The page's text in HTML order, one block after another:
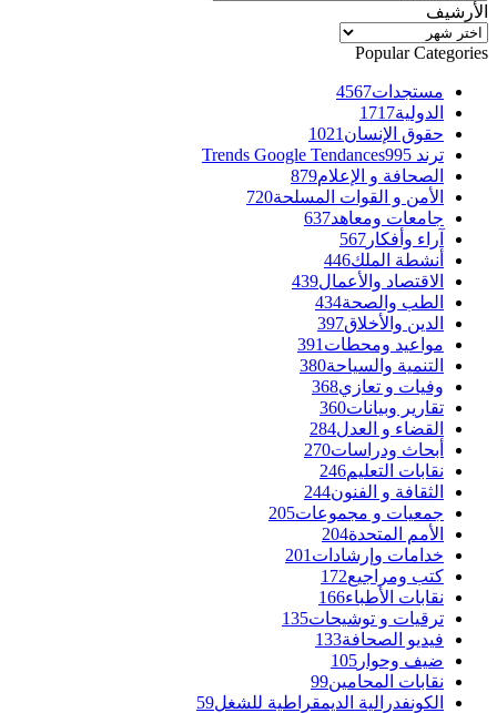
الأرشيف
الأرشيف
Popular Categories
مستجدات4567
الدولية1717
حقوق الإنسان 1021
ترند Trends Google Tendances 995
الصحافة و الإعلام879
الأمن و القوات المسلحة720
جامعات ومعاهد637
آراء وأفكار 567
أنشطة الملك446
الاقتصاد والأعمال439
الطب والصحة434
الدين والأخلاق397
مواعيد ومحطات 391
التنمية والسياحة380
وفيات و تعازي368
تقارير وبيانات360
القضاء و العدل284
أبحاث ودراسات270
نقابات التعليم246
الثقافة و الفنون244
جمعيات و مجموعات205
الأمم المتحدة204
خدامات وإرشادات 201
كتب ومراجيع172
نقابات الأطباء166
ترقيات و توشيحات135
فيديو الصحافة133
ضيف وحوار 105
نقابات المحامين99
الكونفدرالية الديمقراطية للشغل59